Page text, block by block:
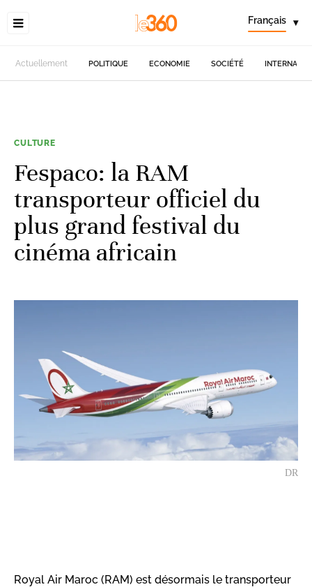
Français ▾
Actuellement POLITIQUE ECONOMIE SOCIÉTÉ
CULTURE
Fespaco: la RAM
transporteur officiel du
plus grand festival du
cinéma africain
DR
Royal Air Maroc (RAM) est désormais le transporteur